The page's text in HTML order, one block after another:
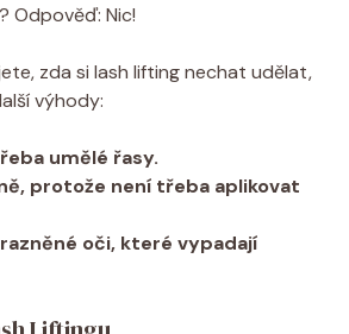
Odpověď: Nic!
zda si lash lifting nechat udělat,
výhody:
umělé řasy.
protože není třeba aplikovat
oči, které vypadají